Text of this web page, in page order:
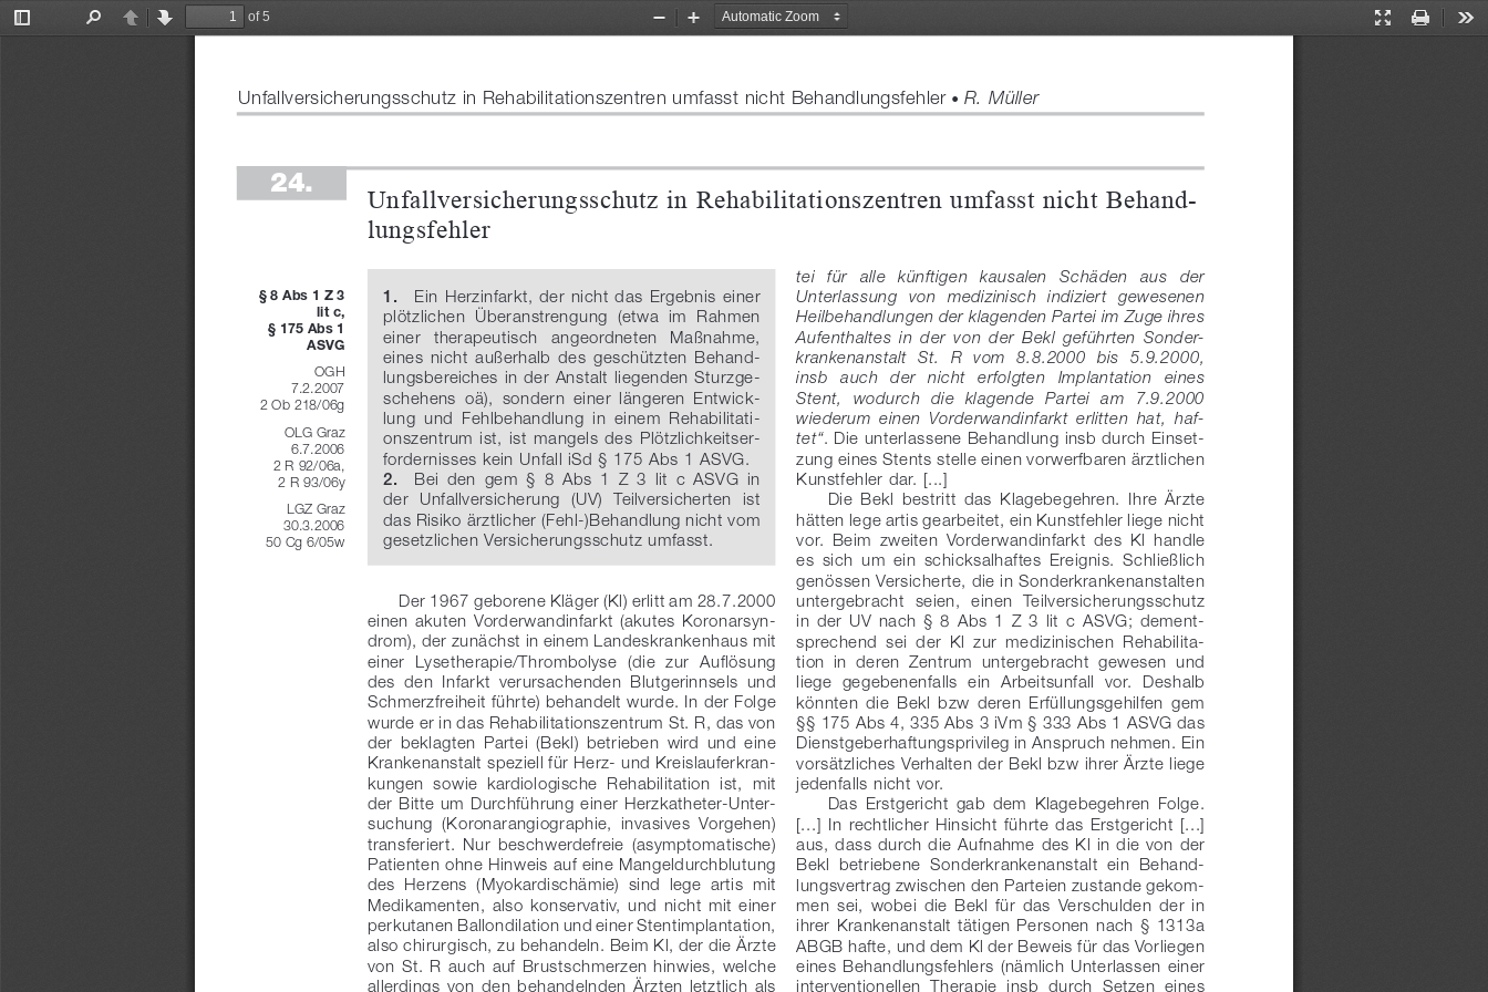
Toggle
PreviousNext
of 5
Presentation
Print
Zoom
Zoom
Unfallversicherungsschutz in Rehabilitationszentren umfasst nicht Behandlungsfehler ● R. Müller
1.
   Ein Herzinfarkt, der nicht das Ergebnis einer
plötzlichen  Überanstrengung  (etwa  im  Rahmen
einer   therapeutisch   angeordneten   Maßnahme,
eines  nicht  außerhalb  des  geschützten  Behand-
lungsbereiches in der Anstalt liegenden Sturzge-
schehens  oä),  sondern  einer  längeren  Entwick-
lung  und  Fehlbehandlung  in  einem  Rehabilitati-
onszentrum  ist,  ist  mangels  des  Plötzlichkeitser-
fordernisses kein Unfall iSd § 175 Abs 1 ASVG.
2.
    Bei  den  gem  §
  8  Abs
  1  Z
  3  lit
  c  ASVG  in
der  Unfallversicherung  (UV)  Teilversicherten  ist
das Risiko ärztlicher (Fehl-)Behandlung nicht vom
gesetzlichen Versicherungsschutz umfasst.
Der 1967 geborene Kläger (Kl) erlitt am 28.7.2000
einen  akuten  Vorderwandinfarkt  (akutes  Koronarsyn-
drom), der zunächst in einem Landeskrankenhaus mit
einer  Lysetherapie/Thrombolyse  (die  zur  Auflösung
des  den  Infarkt  verursachenden  Blutgerinnsels  und
Schmerzfreiheit führte) behandelt wurde. In der Folge
wurde er in das Rehabilitationszentrum St. R, das von
der  beklagten  Partei  (Bekl)  betrieben  wird  und  eine
Krankenanstalt speziell für Herz- und Kreislauferkran-
kungen  sowie  kardiologische  Rehabilitation  ist,  mit
der Bitte um Durchführung einer Herzkatheter-Unter-
suchung  (Koronarangiographie,  invasives  Vorgehen)
transferiert.  Nur  beschwerdefreie  (asymptomatische)
Patienten ohne Hinweis auf eine Mangeldurchblutung
des  Herzens  (Myokardischämie)  sind  lege  artis  mit
Medikamenten,  also  konservativ,  und  nicht  mit  einer
perkutanen Ballondilation und einer Stentimplantation,
also chirurgisch, zu behandeln. Beim Kl, der die Ärzte
von  St.  R  auch  auf  Brustschmerzen  hinwies,  welche
allerdings  von  den  behandelnden  Ärzten  letztlich  als
tei   für   alle   künftigen   kausalen   Schäden   aus   der
Unterlassung  von  medizinisch  indiziert  gewesenen
Heilbehandlungen der klagenden Partei im Zuge ihres
Aufenthaltes  in  der  von  der  Bekl  geführten  Sonder-
krankenanstalt  St.  R  vom  8.8.2000  bis  5.9.2000,
insb   auch   der   nicht   erfolgten   Implantation   eines
Stent,  wodurch  die  klagende  Partei  am  7.9.2000
wiederum  einen  Vorderwandinfarkt  erlitten  hat,  haf-
tet“. Die unterlassene Behandlung insb durch Einset-
zung eines Stents stelle einen vorwerfbaren ärztlichen
Kunstfehler dar. [...]
Die  Bekl  bestritt  das  Klagebegehren.  Ihre  Ärzte
hätten lege artis gearbeitet, ein Kunstfehler liege nicht
vor.  Beim  zweiten  Vorderwandinfarkt  des  Kl  handle
es  sich  um  ein  schicksalhaftes  Ereignis.  Schließlich
genössen Versicherte, die in Sonderkrankenanstalten
untergebracht  seien,  einen  Teilversicherungsschutz
in  der  UV  nach  § 8  Abs 1  Z 3  lit c  ASVG;  dement-
sprechend  sei  der  Kl  zur  medizinischen  Rehabilita-
tion  in  deren  Zentrum  untergebracht  gewesen  und
liege  gegebenenfalls  ein  Arbeitsunfall  vor.  Deshalb
könnten  die  Bekl  bzw  deren  Erfüllungsgehilfen  gem
§§ 175 Abs 4, 335 Abs 3 iVm § 333 Abs 1 ASVG das
Dienstgeberhaftungsprivileg in Anspruch nehmen. Ein
vorsätzliches Verhalten der Bekl bzw ihrer Ärzte liege
jedenfalls nicht vor.
Das  Erstgericht  gab  dem  Klagebegehren  Folge.
[...]  In  rechtlicher  Hinsicht  führte  das  Erstgericht  [...]
aus,  dass  durch  die  Aufnahme  des  Kl  in  die  von  der
Bekl  betriebene  Sonderkrankenanstalt  ein  Behand-
lungsvertrag zwischen den Parteien zustande gekom-
men  sei,  wobei  die  Bekl  für  das  Verschulden  der  in
ihrer  Krankenanstalt  tätigen  Personen  nach  §
  1313a
ABGB hafte, und dem Kl der Beweis für das Vorliegen
eines  Behandlungsfehlers  (nämlich  Unterlassen  einer
interventionellen  Therapie  insb  durch  Setzen  eines
§   8 Abs 1 Z 3
lit c,
§   175 Abs 1
ASVG
OGH
7.2.2007
2   Ob 218/06g
OLG Graz
6.7.2006
2 R 92/06a,
2 R 93/06y
LGZ Graz
30.3.2006
50 Cg 6/05w
Unfallversicherungsschutz in Rehabilitationszentren umfasst nicht Behand-
lungsfehler
24.